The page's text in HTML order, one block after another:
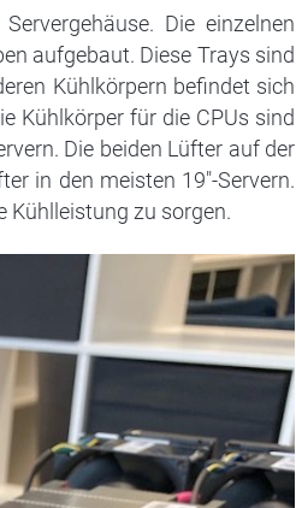
Die einzelnen
aufgebaut. Diese Trays sind
Kühlkörpern befindet sich
Kühlkörper für die CPUs sind
Die beiden Lüfter auf der
in den meisten 19″-Servern.
Kühlleistung zu sorgen.